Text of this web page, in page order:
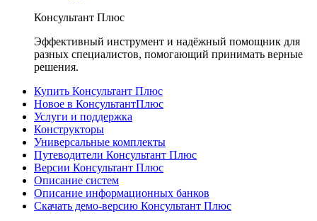
Консультант Плюс
Эффективный инструмент и надёжный помощник для
разных специалистов, помогающий принимать верные
решения.
Купить Консультант Плюс
Новое в КонсультантПлюс
Услуги и поддержка
Конструкторы
Универсальные комплекты
Путеводители Консультант Плюс
Версии Консультант Плюс
Описание систем
Описание информационных банков
Скачать демо-версию Консультант Плюс